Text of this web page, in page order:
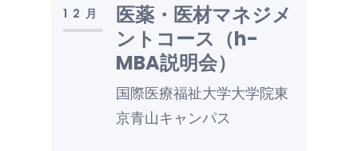
12月
医薬・医材マネジメ
ントコース（h-
MBA説明会）
国際医療福祉大学大学院東
京青山キャンパス